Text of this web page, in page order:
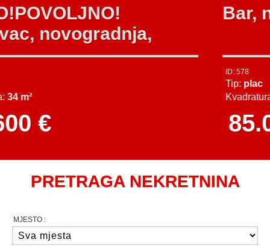
Bar, naselje Zeleni Pojas
Kvadratura:
85.000 €
PRETRAGA NEKRETNINA
MJESTO :